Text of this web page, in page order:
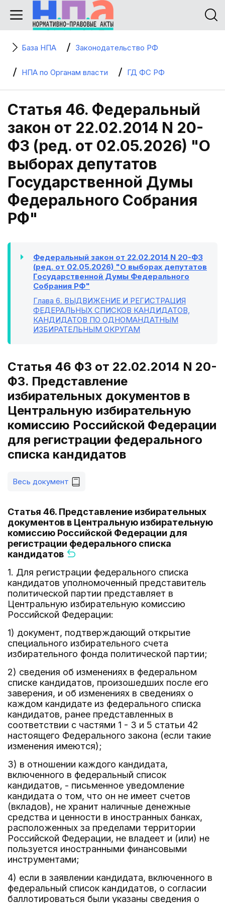
База НПА Законодательство РФ
НПА по Органам власти ГД ФС РФ
Статья 46. Федеральный
закон от 22.02.2014 N 20-
ФЗ (ред. от 02.05.2026) "О
выборах депутатов
Государственной Думы
Федерального Собрания
РФ"
Федеральный закон от 22.02.2014 N 20-ФЗ
(ред. от 02.05.2026) "О выборах депутатов
Государственной Думы Федерального
Собрания РФ"
Глава 6. ВЫДВИЖЕНИЕ И РЕГИСТРАЦИЯ
ФЕДЕРАЛЬНЫХ СПИСКОВ КАНДИДАТОВ,
КАНДИДАТОВ ПО ОДНОМАНДАТНЫМ
ИЗБИРАТЕЛЬНЫМ ОКРУГАМ
Статья 46 ФЗ от 22.02.2014 N 20-
ФЗ. Представление
избирательных документов в
Центральную избирательную
комиссию Российской Федерации
для регистрации федерального
списка кандидатов
Весь документ
Статья 46. Представление избирательных
документов в Центральную избирательную
комиссию Российской Федерации для
регистрации федерального списка
кандидатов
1. Для регистрации федерального списка
кандидатов уполномоченный представитель
политической партии представляет в
Центральную избирательную комиссию
Российской Федерации:
1) документ, подтверждающий открытие
специального избирательного счета
избирательного фонда политической партии;
2) сведения об изменениях в федеральном
списке кандидатов, произошедших после его
заверения, и об изменениях в сведениях о
каждом кандидате из федерального списка
кандидатов, ранее представленных в
соответствии с частями 1 - 3 и 5 статьи 42
настоящего Федерального закона (если такие
изменения имеются);
3) в отношении каждого кандидата,
включенного в федеральный список
кандидатов, - письменное уведомление
кандидата о том, что он не имеет счетов
(вкладов), не хранит наличные денежные
средства и ценности в иностранных банках,
расположенных за пределами территории
Российской Федерации, не владеет и (или) не
пользуется иностранными финансовыми
инструментами;
4) если в заявлении кандидата, включенного в
федеральный список кандидатов, о согласии
баллотироваться были указаны сведения о